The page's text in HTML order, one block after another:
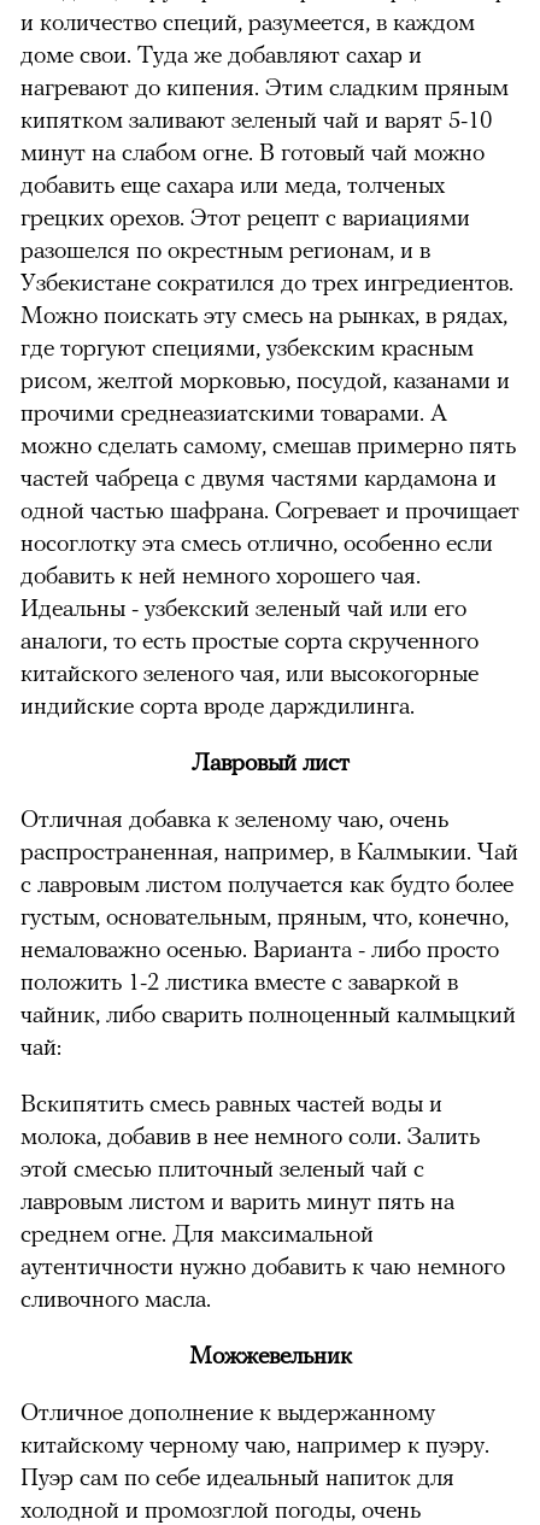
и количество специй, разумеется, в каждом
доме свои. Туда же добавляют сахар и
нагревают до кипения. Этим сладким пряным
кипятком заливают зеленый чай и варят 5-10
минут на слабом огне. В готовый чай можно
добавить еще сахара или меда, толченых
грецких орехов. Этот рецепт с вариациями
разошелся по окрестным регионам, и в
Узбекистане сократился до трех ингредиентов.
Можно поискать эту смесь на рынках, в рядах,
где торгуют специями, узбекским красным
рисом, желтой морковью, посудой, казанами и
прочими среднеазиатскими товарами. А
можно сделать самому, смешав примерно пять
частей чабреца с двумя частями кардамона и
одной частью шафрана. Согревает и прочищает
носоглотку эта смесь отлично, особенно если
добавить к ней немного хорошего чая.
Идеальны - узбекский зеленый чай или его
аналоги, то есть простые сорта скрученного
китайского зеленого чая, или высокогорные
индийские сорта вроде дарждилинга.
Лавровый лист
Отличная добавка к зеленому чаю, очень
распространенная, например, в Калмыкии. Чай
с лавровым листом получается как будто более
густым, основательным, пряным, что, конечно,
немаловажно осенью. Варианта - либо просто
положить 1-2 листика вместе с заваркой в
чайник, либо сварить полноценный калмыцкий
чай:
Вскипятить смесь равных частей воды и
молока, добавив в нее немного соли. Залить
этой смесью плиточный зеленый чай с
лавровым листом и варить минут пять на
среднем огне. Для максимальной
аутентичности нужно добавить к чаю немного
сливочного масла.
Можжевельник
Отличное дополнение к выдержанному
китайскому черному чаю, например к пуэру.
Пуэр сам по себе идеальный напиток для
холодной и промозглой погоды, очень